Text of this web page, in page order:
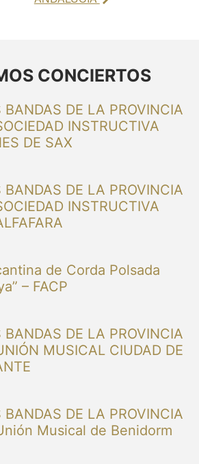
CONCIERTOS
BANDAS DE LA PROVINCIA
INSTRUCTIVA
DE SAX
BANDAS DE LA PROVINCIA
INSTRUCTIVA
de Corda Polsada
– FACP
BANDAS DE LA PROVINCIA
MUSICAL CIUDAD DE
BANDAS DE LA PROVINCIA
Musical de Benidorm